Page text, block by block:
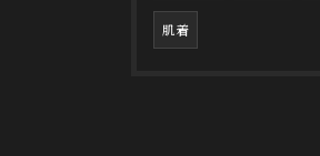
肌着